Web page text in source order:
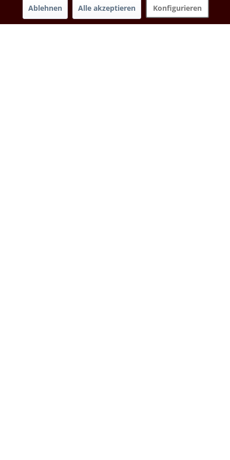
Ablehnen Alle akzeptieren Konfigurieren